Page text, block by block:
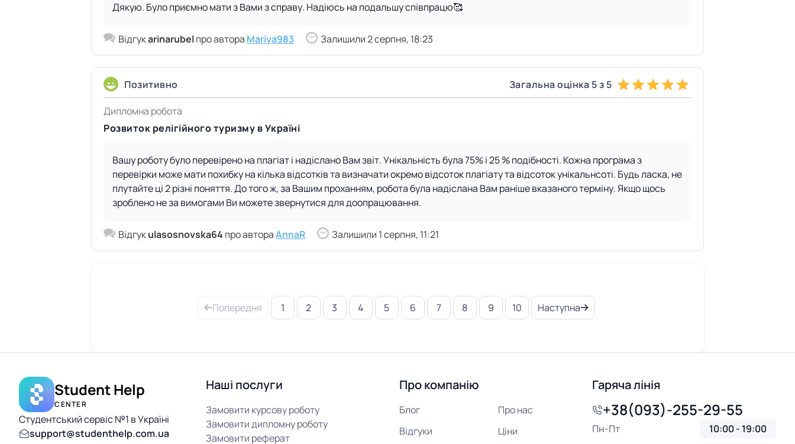
Дякую. Було приємно мати з Вами з справу. Надіюсь на подальшу співпрацю🥰
Відгукarinarubelпро автора Mariya983 Залишили 2 серпня, 18:23
Позитивно Загальна оцінка 5 з 5
Дипломна робота
Розвиток релігійного туризму в Україні
Вашу роботу було перевірено на плагіат і надіслано Вам звіт. Унікальність була 75% і 25 % подібності. Кожна програма з
перевірки може мати похибку на кілька відсотків та визначати окремо відсоток плагіату та відсоток унікальнсоті. Будь ласка, не
плутайте ці 2 різні поняття. До того ж, за Вашим проханням, робота була надіслана Вам раніше вказаного терміну. Якщо щось
зроблено не за вимогами Ви можете звернутися для доопрацювання.
Відгукulasosnovska64 про автораAnnaR Залишили 1 серпня, 11:21
Попередня 1 2 3 4 5 6 7 8 9 10 Наступна
Student Help
CENTER
Студентський сервіс №1 в Україні
support@studenthelp.com.ua
Наші послуги
Замовити курсову роботу
Замовити дипломну роботу
Замовити реферат
Про компанію
Блог
Про нас
Відгуки
Ціни
Гаряча лінія
+38(093)-255-29-55
Пн-Пт 10:00 - 19:00